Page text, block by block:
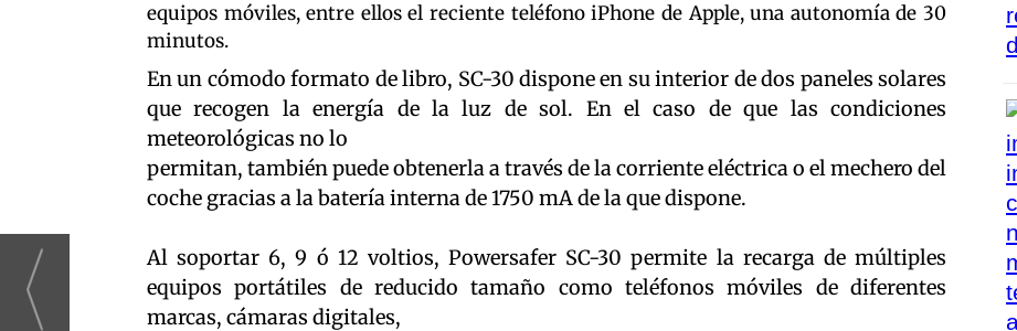
equipos móviles, entre ellos el reciente teléfono iPhone de Apple, una autonomía de 30
minutos.
En un cómodo formato de libro, SC-30 dispone en su interior de dos paneles solares
que recogen la energía de la luz de sol. En el caso de que las condiciones
meteorológicas no lo
permitan, también puede obtenerla a través de la corriente eléctrica o el mechero del
coche gracias a la batería interna de 1750 mA de la que dispone.
Al soportar 6, 9 ó 12 voltios, Powersafer SC-30 permite la recarga de múltiples
equipos portátiles de reducido tamaño como teléfonos móviles de diferentes
marcas, cámaras digitales,